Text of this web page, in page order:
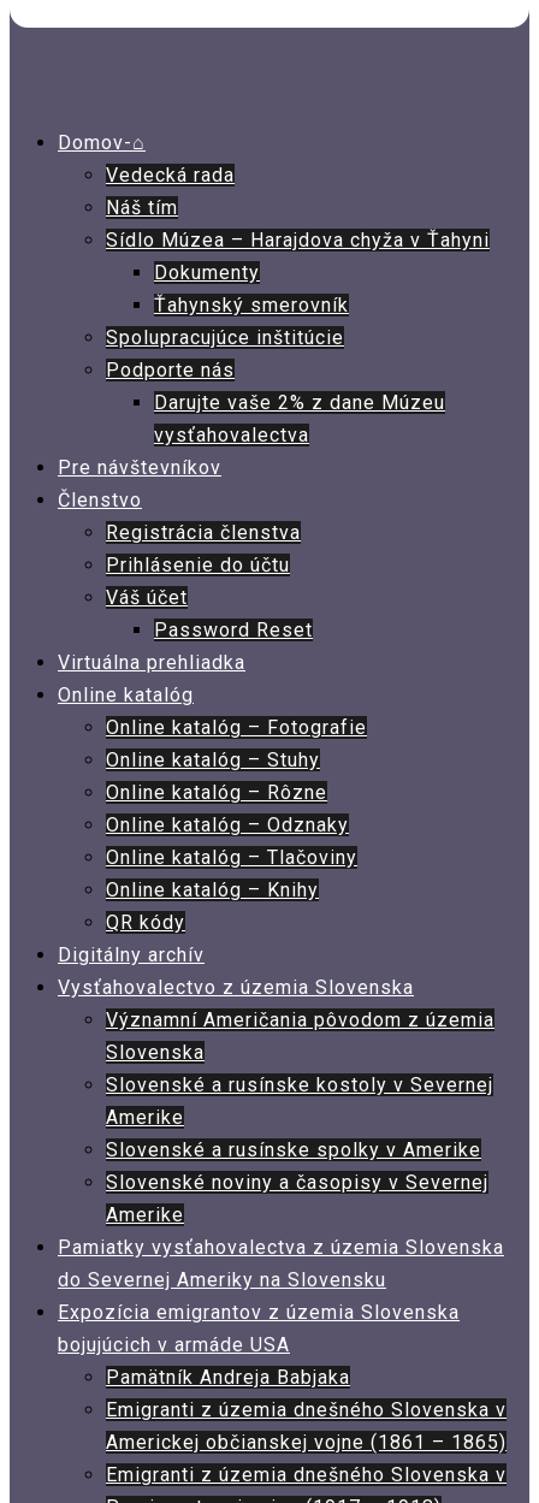
Domov-⌂
Vedecká rada
Náš tím
Sídlo Múzea – Harajdova chyža v Ťahyni
Dokumenty
Ťahynský smerovník
Spolupracujúce inštitúcie
Podporte nás
Darujte vaše 2% z dane Múzeu
vysťahovalectva
Pre návštevníkov
Členstvo
Registrácia členstva
Prihlásenie do účtu
Váš účet
Password Reset
Virtuálna prehliadka
Online katalóg
Online katalóg – Fotografie
Online katalóg – Stuhy
Online katalóg – Rôzne
Online katalóg – Odznaky
Online katalóg – Tlačoviny
Online katalóg – Knihy
QR kódy
Digitálny archív
Vysťahovalectvo z územia Slovenska
Významní Američania pôvodom z územia
Slovenska
Slovenské a rusínske kostoly v Severnej
Amerike
Slovenské a rusínske spolky v Amerike
Slovenské noviny a časopisy v Severnej
Amerike
Pamiatky vysťahovalectva z územia Slovenska
do Severnej Ameriky na Slovensku
Expozícia emigrantov z územia Slovenska
bojujúcich v armáde USA
Pamätník Andreja Babjaka
Emigranti z územia dnešného Slovenska v
Americkej občianskej vojne (1861 – 1865)
Emigranti z územia dnešného Slovenska v